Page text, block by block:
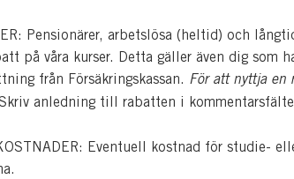
Pensionärer, arbetslösa (heltid) och
på våra kurser. Detta gäller även dig som
från Försäkringskassan. För att nyttja en
anledning till rabatten i
Eventuell kostnad för studie-